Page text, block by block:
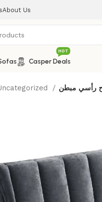
About Us
Casper Deals
HOT
رأسي مبطن